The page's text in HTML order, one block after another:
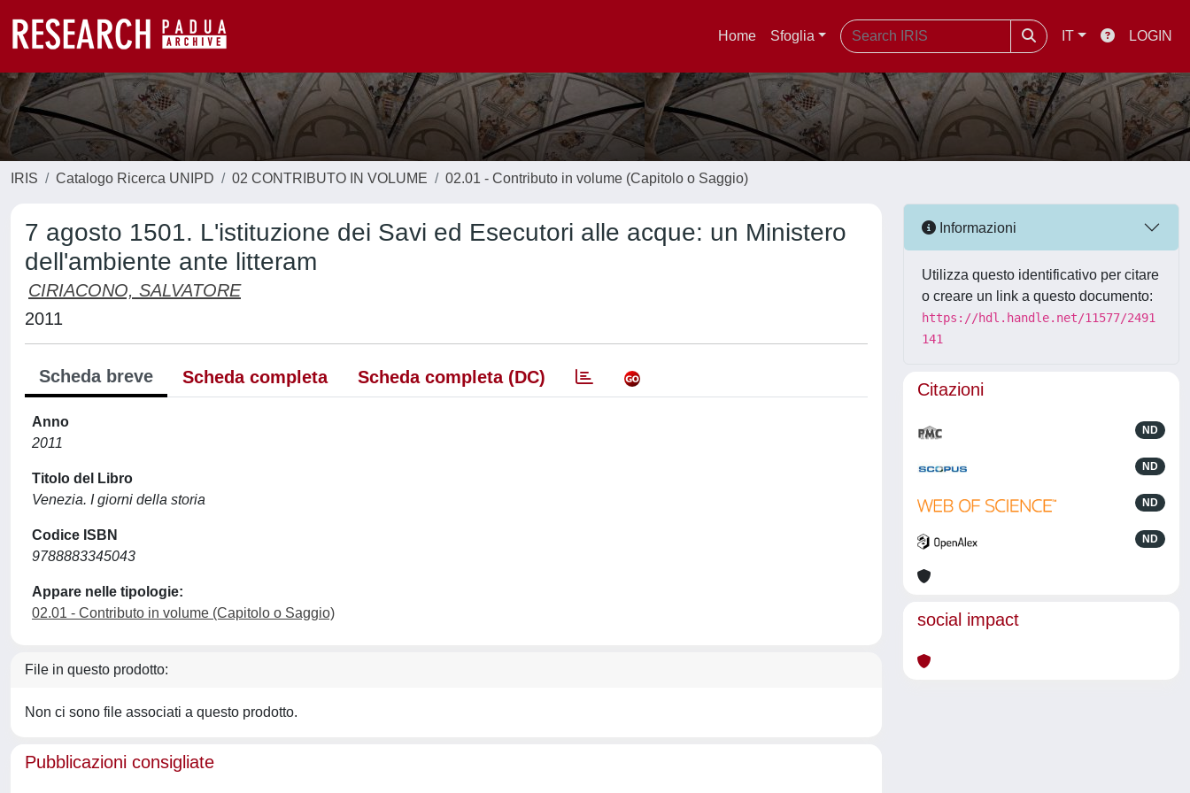
Home Sfoglia IT LOGIN
IRIS Catalogo Ricerca UNIPD 02 CONTRIBUTO IN VOLUME 02.01 - Contributo in volume (Capitolo o Saggio)
7 agosto 1501. L'istituzione dei Savi ed Esecutori alle acque: un Ministero
dell'ambiente ante litteram
CIRIACONO, SALVATORE
2011
Scheda breve Scheda completa Scheda completa (DC)
Anno
2011
Titolo del Libro
Venezia. I giorni della storia
Codice ISBN
9788883345043
Appare nelle tipologie:
02.01 - Contributo in volume (Capitolo o Saggio)
File in questo prodotto:
Non ci sono file associati a questo prodotto.
Pubblicazioni consigliate
Informazioni
Utilizza questo identificativo per citare
o creare un link a questo documento:
https://hdl.handle.net/11577/2491
141
Citazioni
ND
ND
ND
ND
social impact